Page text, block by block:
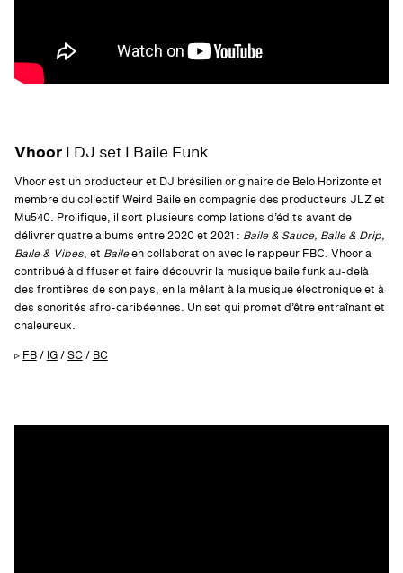
VhoorI DJ set I Baile Funk
Vhoor est un producteur et DJ brésilien originaire de Belo Horizonte et
membre du collectif Weird Baile en compagnie des producteurs JLZ et
Mu540. Prolifique, il sort plusieurs compilations d’édits avant de
délivrer quatre albums entre 2020 et 2021 : Baile & Sauce, Baile & Drip,
Baile & Vibes, et Baileen collaboration avec le rappeur FBC. Vhoor a
contribué à diffuser et faire découvrir la musique baile funk au-delà
des frontières de son pays, en la mêlant à la musique électronique et à
des sonorités afro-caribéennes. Un set qui promet d’être entraînant et
chaleureux.
▹ FB/ IG/SC/ BC